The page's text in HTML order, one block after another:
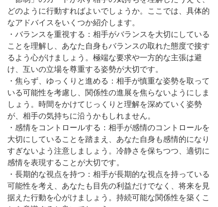
どのように行動すればよいでしょうか。ここでは、具体的
なアドバイスをいくつか紹介します。
・バランスを重視する：相手がバランスを大切にしている
ことを理解し、あなた自身もバランスの取れた態度で接す
るよう心がけましょう。極端な要求や一方的な主張は避
け、互いの立場を尊重する姿勢が大切です。
・焦らず、ゆっくりと進める：相手が慎重な姿勢を取って
いる可能性を考慮し、関係性の進展を焦らないようにしま
しょう。時間をかけてじっくりと理解を深めていく姿勢
が、相手の気持ちに沿うかもしれません。
・感情をコントロールする：相手が感情のコントロールを
大切にしていることを踏まえ、あなた自身も感情的になり
すぎないよう注意しましょう。冷静さを保ちつつ、適切に
感情を表現することが大切です。
・長期的な視点を持つ：相手が長期的な視点を持っている
可能性を考え、あなたも目先の利益だけでなく、将来を見
据えた行動を心がけましょう。持続可能な関係性を築くこ